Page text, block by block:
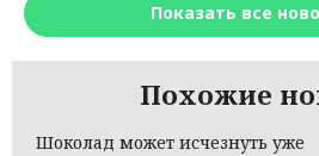
Показать все
Похожие
Шоколад может исчезнуть уже